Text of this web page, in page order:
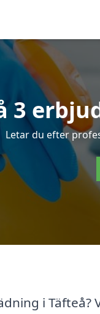
3
Letar du efter
i Täfteå?